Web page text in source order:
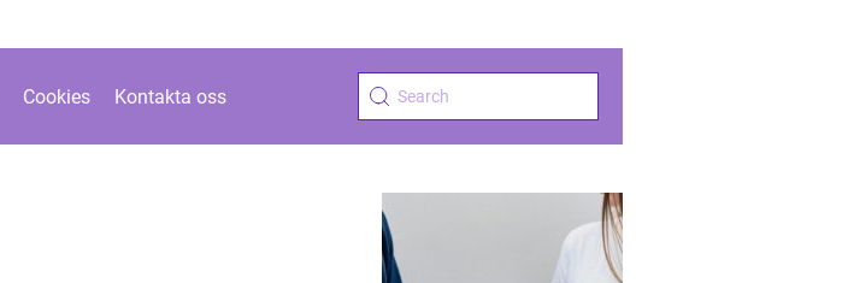
Cookies Kontakta oss